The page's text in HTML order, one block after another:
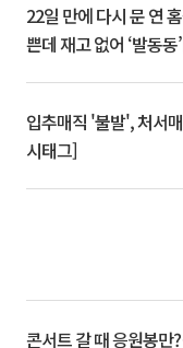
22일 만에 다시 문 연
쁜데 재고 없어 ‘발동
입추매직 '불발', 처서
시태그]
콘서트 갈 때 응원봉